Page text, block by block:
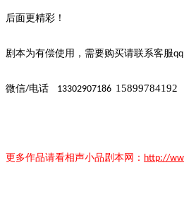
后面更精彩！
剧本为有偿使用，需要购买请联系客服
微信/电话 13302907186 15899784192
更多作品请看相声小品剧本网： http://